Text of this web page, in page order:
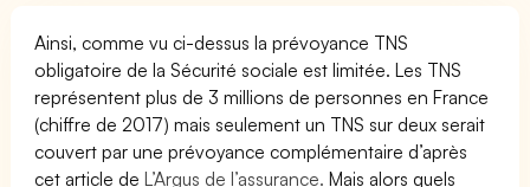
Ainsi, comme vu ci-dessus la prévoyance TNS
obligatoire de la Sécurité sociale est limitée. Les TNS
représentent plus de 3 millions de personnes en France
(chiffre de 2017) mais seulement un TNS sur deux serait
couvert par une prévoyance complémentaire d’après
cet article deL’Argus de l’assurance. Mais alors quels